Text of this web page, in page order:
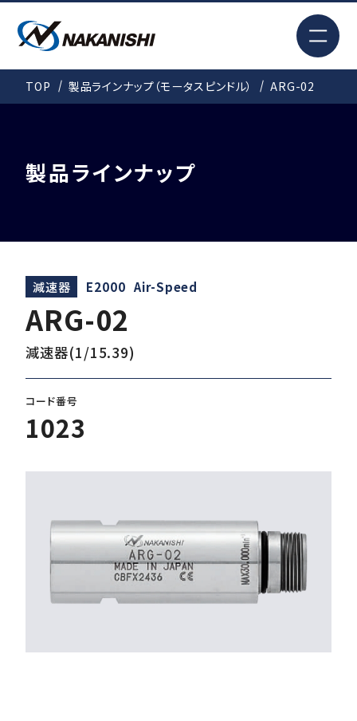
検索 EN
製品情報
事例紹介
ダウンロード
お客様サポート
会社情報
TOP 製品ラインナップ（モータスピンドル） ARG-02
製品ラインナップ
減速器 E2000 Air-Speed
ARG-02
減速器(1/15.39)
コード番号
1023